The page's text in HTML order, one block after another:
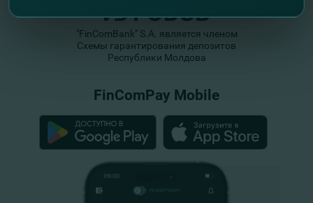
"FinComBank" S.A. является членом
Схемы гарантирования депозитов
Республики Молдова
FinComPay Mobile